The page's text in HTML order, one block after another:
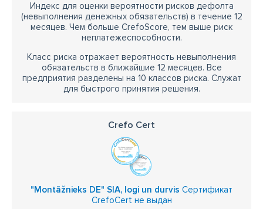
Индекс для оценки вероятности рисков дефолта
(невыполнения денежных обязательств) в течение 12
месяцев. Чем больше CrefoScore, тем выше риск
неплатежеспособности.
Класс риска отражает вероятность невыполнения
обязательств в ближайшие 12 месяцев. Все
предприятия разделены на 10 классов риска. Служат
для быстрого принятия решения.
Crefo Cert
"Montāžnieks DE" SIA, logi un durvis Сертификат
CrefoCert не выдан